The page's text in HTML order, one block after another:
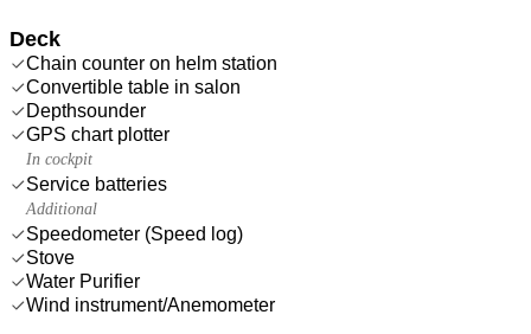
Deck
Chain counter on helm station
Convertible table in salon
Depthsounder
GPS chart plotter
In cockpit
Service batteries
Additional
Speedometer (Speed log)
Stove
Water Purifier
Wind instrument/Anemometer